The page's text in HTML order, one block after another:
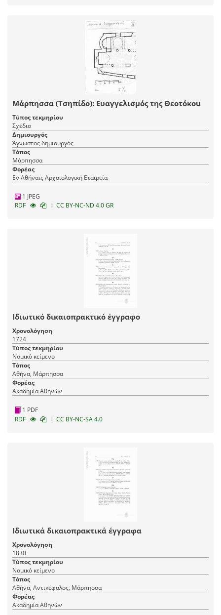
Μάρπησσα (Τσηπίδο): Ευαγγελισμός της Θεοτόκου
Τύπος τεκμηρίου
Σχέδιο
Δημιουργός
Άγνωστος δημιουργός
Τόπος
Μάρπησσα
Φορέας
Εν Αθήναις Αρχαιολογική Εταιρεία
1 JPEG
RDF
| CC BY-NC-ND 4.0 GR
Ιδιωτικό δικαιοπρακτικό έγγραφο
Χρονολόγηση
1724
Τύπος τεκμηρίου
Νομικό κείμενο
Τόπος
Αθήνα, Μάρπησσα
Φορέας
Ακαδημία Αθηνών
1 PDF
RDF
| CC BY-NC-SA 4.0
Ιδιωτικά δικαιοπρακτικά έγγραφα
Χρονολόγηση
1830
Τύπος τεκμηρίου
Νομικό κείμενο
Τόπος
Αθήνα, Αντικέφαλος, Μάρπησσα
Φορέας
Ακαδημία Αθηνών